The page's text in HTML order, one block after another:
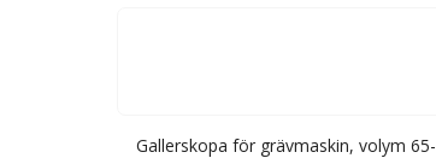
Gallerskopa för grävmaskin, volym 65-